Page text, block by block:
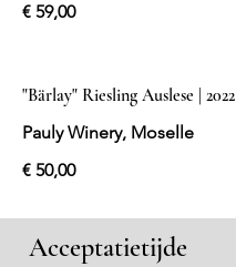
€ 59,00
"Bärlay" Riesling Auslese | 2022
Pauly Winery, Moselle
€ 50,00
Acceptatietijde